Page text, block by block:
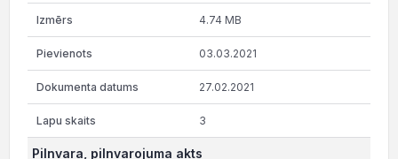
4.74 MB
03.03.2021
27.02.2021
3
Pilnvara, pilnvarojuma akts